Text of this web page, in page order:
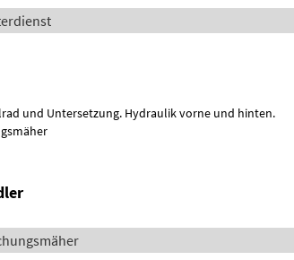
und Untersetzung. Hydraulik vorne und hinten.